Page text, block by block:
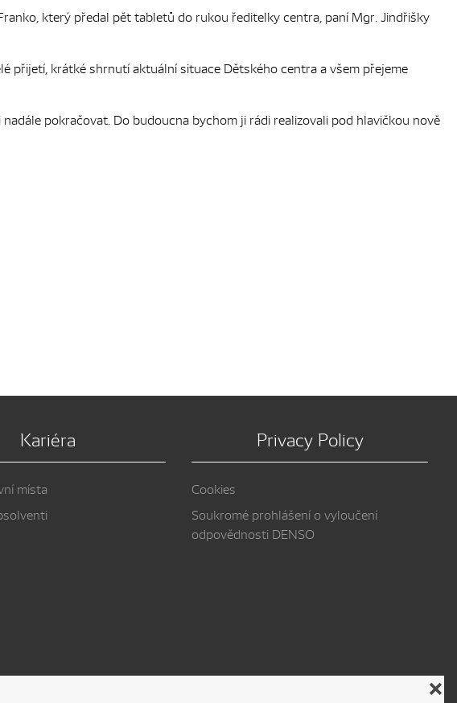
❌
který předal pět tabletů do rukou ředitelky centra, paní Mgr. Jindřišky
přijetí, krátké shrnutí aktuální situace Dětského centra a všem přejeme
pokračovat. Do budoucna bychom ji rádi realizovali pod hlavičkou nově
Kariéra
místa
Privacy Policy
Cookies
Soukromé prohlášení o vyloučení
odpovědnosti DENSO